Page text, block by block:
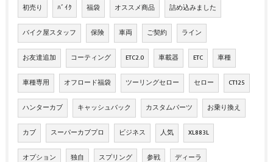
初売り ﾊﾞｲｸ 福袋 オススメ商品 詰め込みました
バイク屋スタッフ 保険 車両 ご契約 ライン
お友達追加 コーティング ETC2.0 車載器 ETC 車種
車種専用 オフロード福袋 ツーリングセロー セロー CT125
ハンターカブ キャッシュバック カスタムパーツ お乗り換え
カブ スーパーカブプロ ビジネス 人気 XL883L
オプション 独自 スプリング 参戦 ディーラ